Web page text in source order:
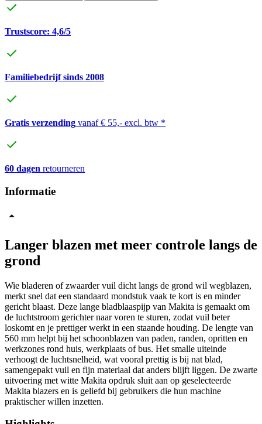
Trustscore: 4,6/5
Familiebedrijf sinds 2008
Gratis verzending vanaf € 55,- excl. btw *
60 dagen retourneren
Informatie
Langer blazen met meer controle langs de
grond
Wie bladeren of zwaarder vuil dicht langs de grond wil wegblazen,
merkt snel dat een standaard mondstuk vaak te kort is en minder
gericht blaast. Deze lange bladblaaspijp van Makita is gemaakt om
de luchtstroom gerichter naar voren te sturen, zodat vuil beter
loskomt en je prettiger werkt in een staande houding. De lengte van
560 mm helpt bij het schoonblazen van paden, randen, opritten en
werkzones rond huis, werkplaats of bus. Het smalle uiteinde
verhoogt de luchtsnelheid, wat vooral prettig is bij nat blad,
samengepakt vuil en fijn materiaal dat anders blijft liggen. De zwarte
uitvoering met witte Makita opdruk sluit aan op geselecteerde
Makita blazers en is geliefd bij gebruikers die hun machine
praktischer willen inzetten.